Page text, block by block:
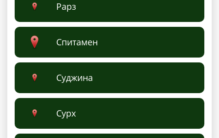
Рарз
Спитамен
Суджина
Сурх